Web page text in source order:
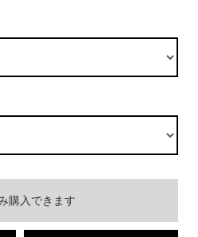
購入できます